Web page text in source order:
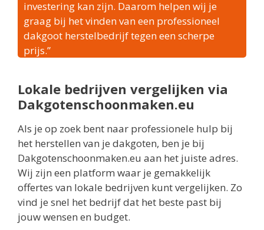
investering kan zijn. Daarom helpen wij je
graag bij het vinden van een professioneel
dakgoot herstelbedrijf tegen een scherpe
prijs.”
Lokale bedrijven vergelijken via
Dakgotenschoonmaken.eu
Als je op zoek bent naar professionele hulp bij
het herstellen van je dakgoten, ben je bij
Dakgotenschoonmaken.eu aan het juiste adres.
Wij zijn een platform waar je gemakkelijk
offertes van lokale bedrijven kunt vergelijken. Zo
vind je snel het bedrijf dat het beste past bij
jouw wensen en budget.